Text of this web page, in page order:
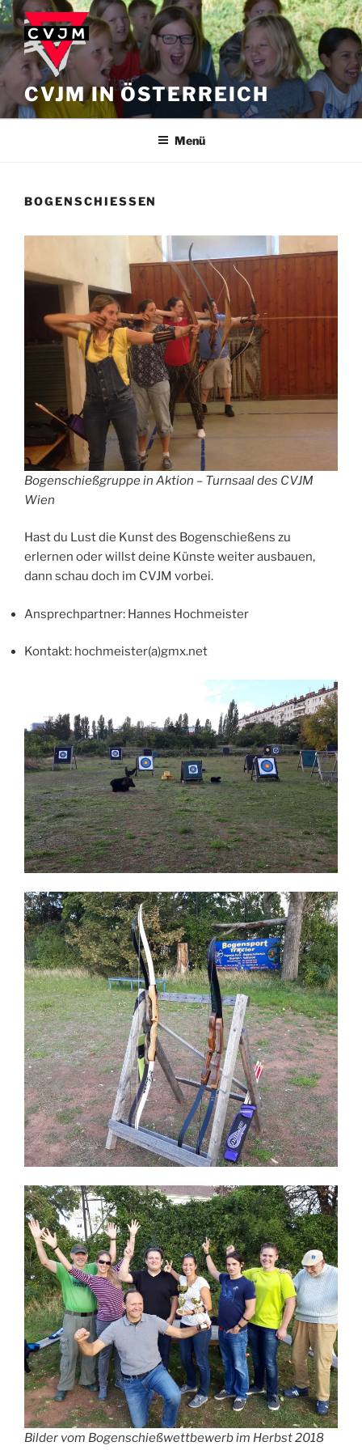
Zum
Inhalt
springen
CVJM IN ÖSTERREICH
Menü
BOGENSCHIESSEN
Bogenschießgruppe in Aktion – Turnsaal des CVJM
Wien
Hast du Lust die Kunst des Bogenschießens zu
erlernen oder willst deine Künste weiter ausbauen,
dann schau doch im CVJM vorbei.
Ansprechpartner: Hannes Hochmeister
Kontakt: hochmeister(a)gmx.net
Bilder vom Bogenschießwettbewerb im Herbst 2018